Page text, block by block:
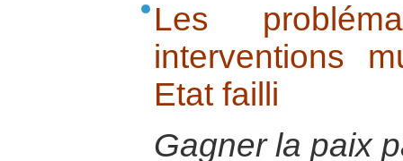
Les
interventions
Etat failli
Gagner la paix